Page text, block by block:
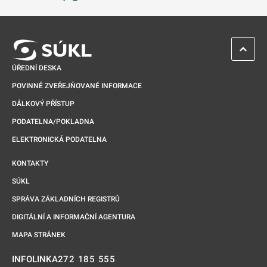
ÚŘEDNÍ DESKA
POVINNĚ ZVEŘEJŇOVANÉ INFORMACE
DÁLKOVÝ PŘÍSTUP
PODATELNA/POKLADNA
ELEKTRONICKÁ PODATELNA
KONTAKTY
SÚKL
SPRÁVA ZÁKLADNÍCH REGISTRŮ
DIGITÁLNÍ A INFORMAČNÍ AGENTURA
MAPA STRÁNEK
INFOLINKA272 185 555
ZPĚT